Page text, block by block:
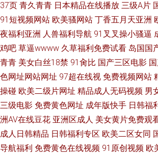
37页 青久青青 日本精品在线播放 三级A片
91短视频网站 欧美骚网站 丁香五月天亚洲
夜福利亚洲 人兽福利导航 91叉叉操小骚逼
鸡吧 草逼wwww 久草福利免费试看 岛国国
青青 美女白丝18禁 91肏比 国产三区电影
色网址网站网址 97超在线视 免费视频网站
操碰 欧美二级片网址 精品成人无码视频 男
三级电影 免费黄色网址 成年版快手 日韩福
洲AV在线豆花 亚洲区成人 美女黄片免费观
成人日韩精品 日韩福利专区 欧美二区女同
导航福利 免费黄色在线视频 91原创视频 欧